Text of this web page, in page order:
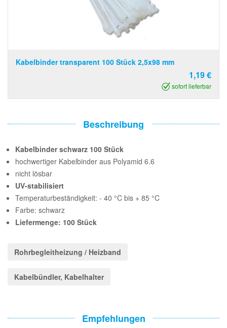
Kabelbinder transparent 100 Stück 2,5x98 mm
1,19 €
sofort lieferbar
Beschreibung
Kabelbinder schwarz 100 Stück
hochwertiger Kabelbinder aus Polyamid 6.6
nicht lösbar
UV-stabilisiert
Temperaturbeständigkeit: - 40 °C bis + 85 °C
Farbe: schwarz
Liefermenge: 100 Stück
Rohrbegleitheizung / Heizband
Kabelbündler, Kabelhalter
Empfehlungen